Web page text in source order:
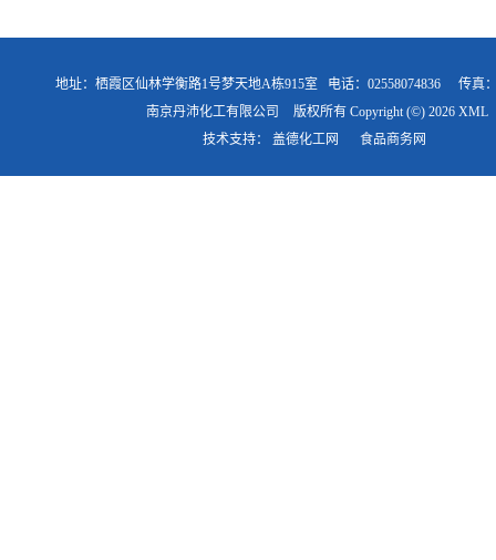
地址：栖霞区仙林学衡路1号梦天地A栋915室 电话：02558074836
传真
南京丹沛化工有限公司
版权所有 Copyright (©) 2026 XML
技术支持： 盖德化工网 食品商务网